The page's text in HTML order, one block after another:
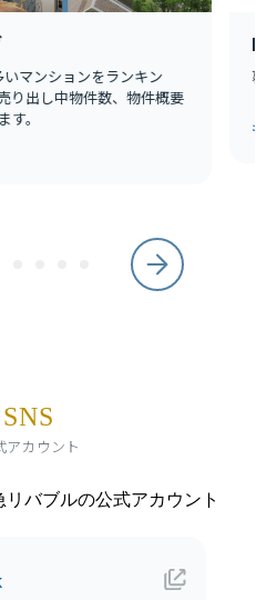
マンションをランキン
り出し中物件数、物件概要
。
暮
も
SNS
アカウント
バブルの公式アカウント